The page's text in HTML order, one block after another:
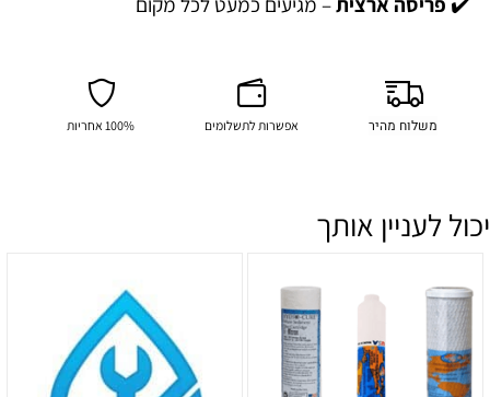
משלוח מהיר אפשרות לתשלומים 100% אחריות
יכול לעניין אותך